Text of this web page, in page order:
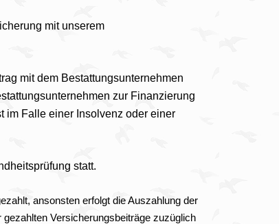
mit unserem
mit dem Bestattungsunternehmen
zur Finanzierung
im Falle einer Insolvenz oder einer
statt.
ansonsten erfolgt die Auszahlung der
Versicherungsbeiträge zuzüglich